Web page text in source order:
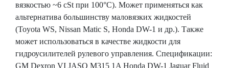
вязкостью ~6 cSt при 100°С). Может применяться как
альтернатива большинству маловязких жидкостей
(Toyota WS, Nissan Matic S, Honda DW-1 и др.). Также
может использоваться в качестве жидкости для
гидроусилителей рулевого управления. Спецификации:
GM Dexron VI JASO M315 1A Honda DW-1 Jaguar Fluid